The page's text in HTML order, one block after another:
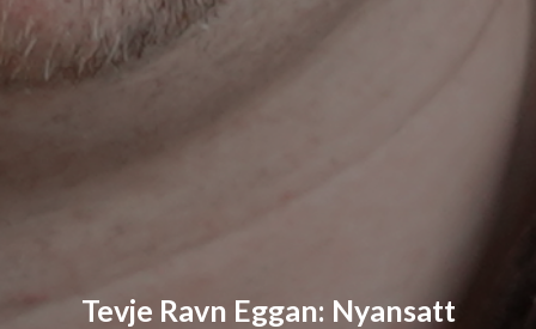
Tevje Ravn Eggan: Nyansatt